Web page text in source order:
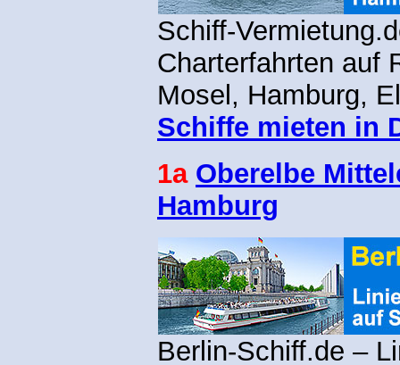
Schiff-
Charterfahrten auf
Mosel, Hamburg,
Schiffe mieten in
1a Oberelbe
Hamburg
Berlin-Schiff.de –